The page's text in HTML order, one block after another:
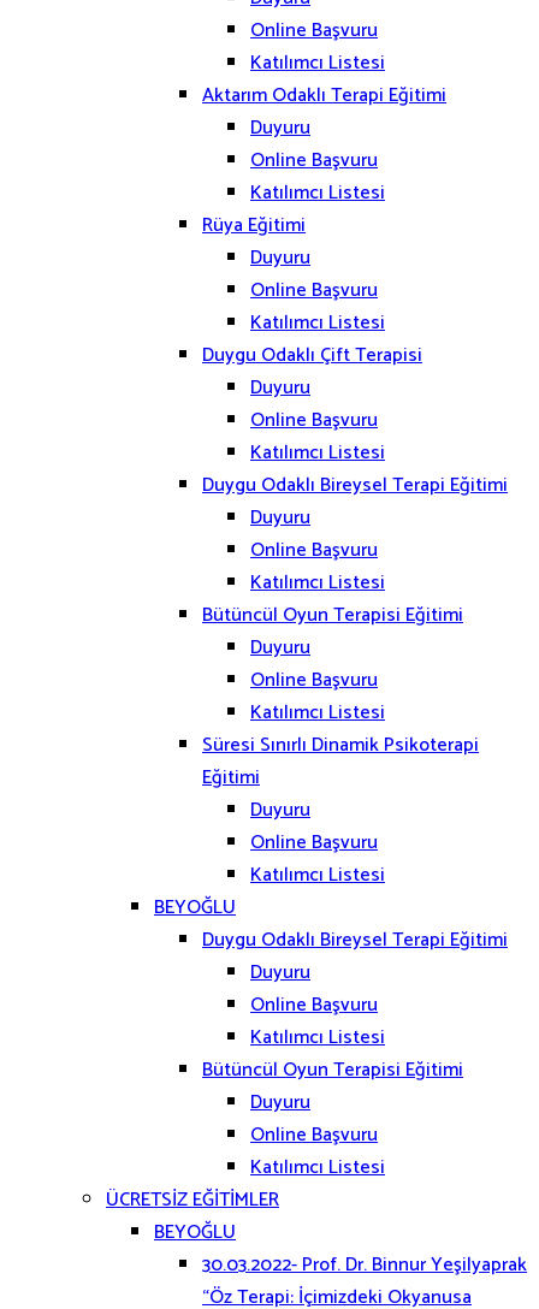
Online Başvuru
Katılımcı Listesi
Aktarım Odaklı Terapi Eğitimi
Duyuru
Online Başvuru
Katılımcı Listesi
Rüya Eğitimi
Duyuru
Online Başvuru
Katılımcı Listesi
Duygu Odaklı Çift Terapisi
Duyuru
Online Başvuru
Katılımcı Listesi
Duygu Odaklı Bireysel Terapi Eğitimi
Duyuru
Online Başvuru
Katılımcı Listesi
Bütüncül Oyun Terapisi Eğitimi
Duyuru
Online Başvuru
Katılımcı Listesi
Süresi Sınırlı Dinamik Psikoterapi
Eğitimi
Duyuru
Online Başvuru
Katılımcı Listesi
BEYOĞLU
Duygu Odaklı Bireysel Terapi Eğitimi
Duyuru
Online Başvuru
Katılımcı Listesi
Bütüncül Oyun Terapisi Eğitimi
Duyuru
Online Başvuru
Katılımcı Listesi
ÜCRETSİZ EĞİTİMLER
BEYOĞLU
30.03.2022- Prof. Dr. Binnur Yeşilyaprak
“Öz Terapi: İçimizdeki Okyanusa